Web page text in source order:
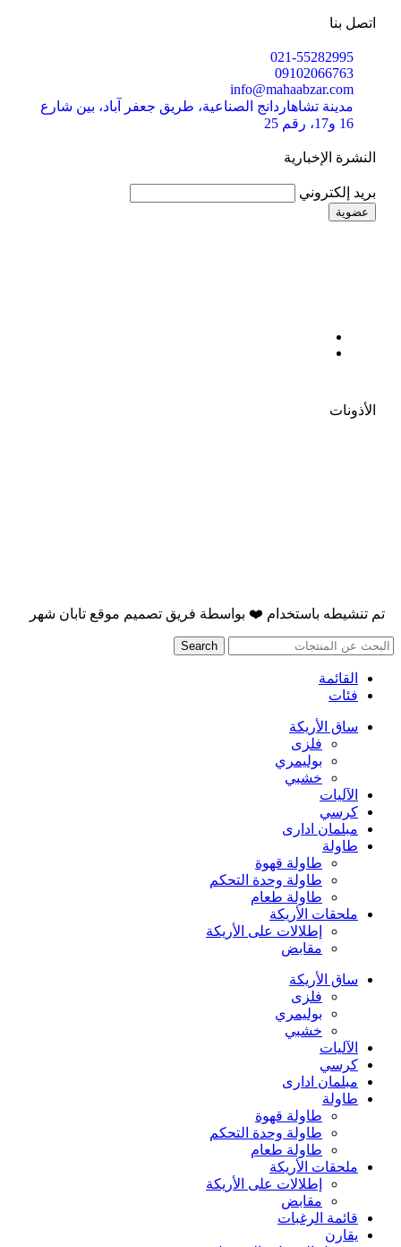
اتصل بنا
021-55282995
09102066763
info@mahaabzar.com
مدينة تشاهاردانج الصناعية، طريق جعفر آباد، بين شارع
16 و17، رقم 25
النشرة الإخبارية
بريد إلكتروني
الأذونات
تم تنشيطه باستخدام ❤️ بواسطة فريق تصميم موقع تابان شهر
Search
القائمة
فئات
ساق الأريكة
فلزی
بوليمري
خشبي
الآليات
كرسي
مبلمان اداری
طاولة
طاولة قهوة
طاولة وحدة التحكم
طاولة طعام
ملحقات الأريكة
إطلالات على الأريكة
مقابض
ساق الأريكة
فلزی
بوليمري
خشبي
الآليات
كرسي
مبلمان اداری
طاولة
طاولة قهوة
طاولة وحدة التحكم
طاولة طعام
ملحقات الأريكة
إطلالات على الأريكة
مقابض
قائمة الرغبات
يقارن